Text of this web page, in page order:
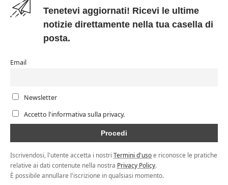
Tenetevi aggiornati! Ricevi le ultime
notizie direttamente nella tua casella di
posta.
Email
Newsletter
Accetto l'informativa sulla privacy.
Iscrivendosi, l'utente accetta i nostri Termini d'usoe riconosce le pratiche
relative ai dati contenute nella nostra Privacy Policy.
È possibile annullare l'iscrizione in qualsiasi momento.